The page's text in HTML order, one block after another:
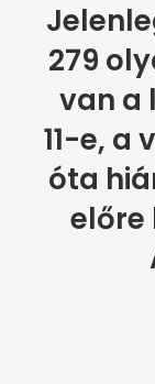
279
van a
11-e, a
óta
előre